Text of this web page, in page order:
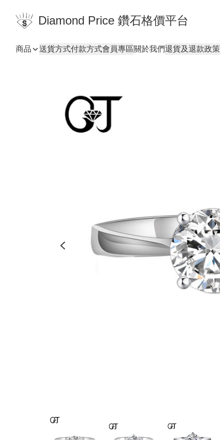
Diamond Price 鑽石格價平台
商品 送貨方式付款方式會員專區關於我們退貨及退款政策